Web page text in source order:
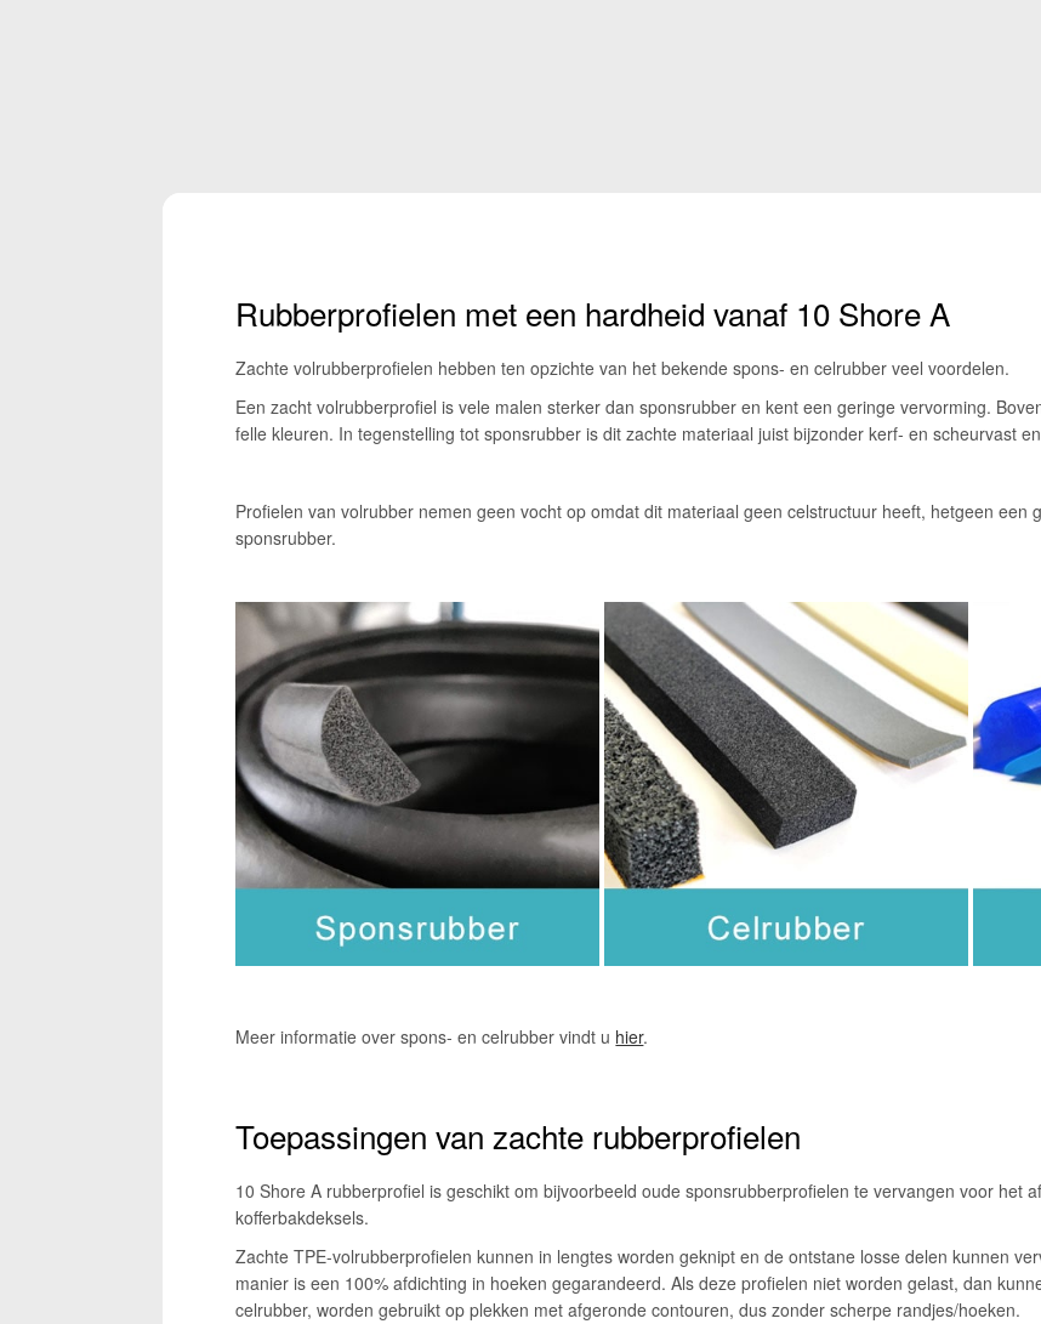
Rubberprofielen met een hardheid vanaf 10 Shore A
Zachte volrubberprofielen hebben ten opzichte van het bekende spons- en celrubber veel voordelen.
Een zacht volrubberprofiel is vele malen sterker dan sponsrubber en kent een geringe vervorming.
felle kleuren. In tegenstelling tot sponsrubber is dit zachte materiaal juist bijzonder kerf- en scheurvast
Profielen van volrubber nemen geen vocht op omdat dit materiaal geen celstructuur heeft, hetgeen een
sponsrubber.
Meer informatie over spons- en celrubber vindt u hier.
Toepassingen van zachte rubberprofielen
10 Shore A rubberprofiel is geschikt om bijvoorbeeld oude sponsrubberprofielen te vervangen voor het
kofferbakdeksels.
Zachte TPE-volrubberprofielen kunnen in lengtes worden geknipt en de ontstane losse delen kunnen
manier is een 100% afdichting in hoeken gegarandeerd. Als deze profielen niet worden gelast, dan
celrubber, worden gebruikt op plekken met afgeronde contouren, dus zonder scherpe randjes/hoeken.